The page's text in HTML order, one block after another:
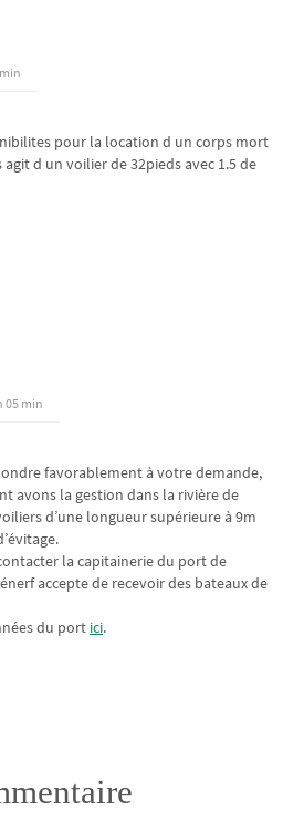
pour la location d un corps mort
d un voilier de 32pieds avec 1.5 de
05 min
favorablement à votre demande,
avons la gestion dans la rivière de
d’une longueur supérieure à 9m
la capitainerie du port de
accepte de recevoir des bateaux de
du port ici.